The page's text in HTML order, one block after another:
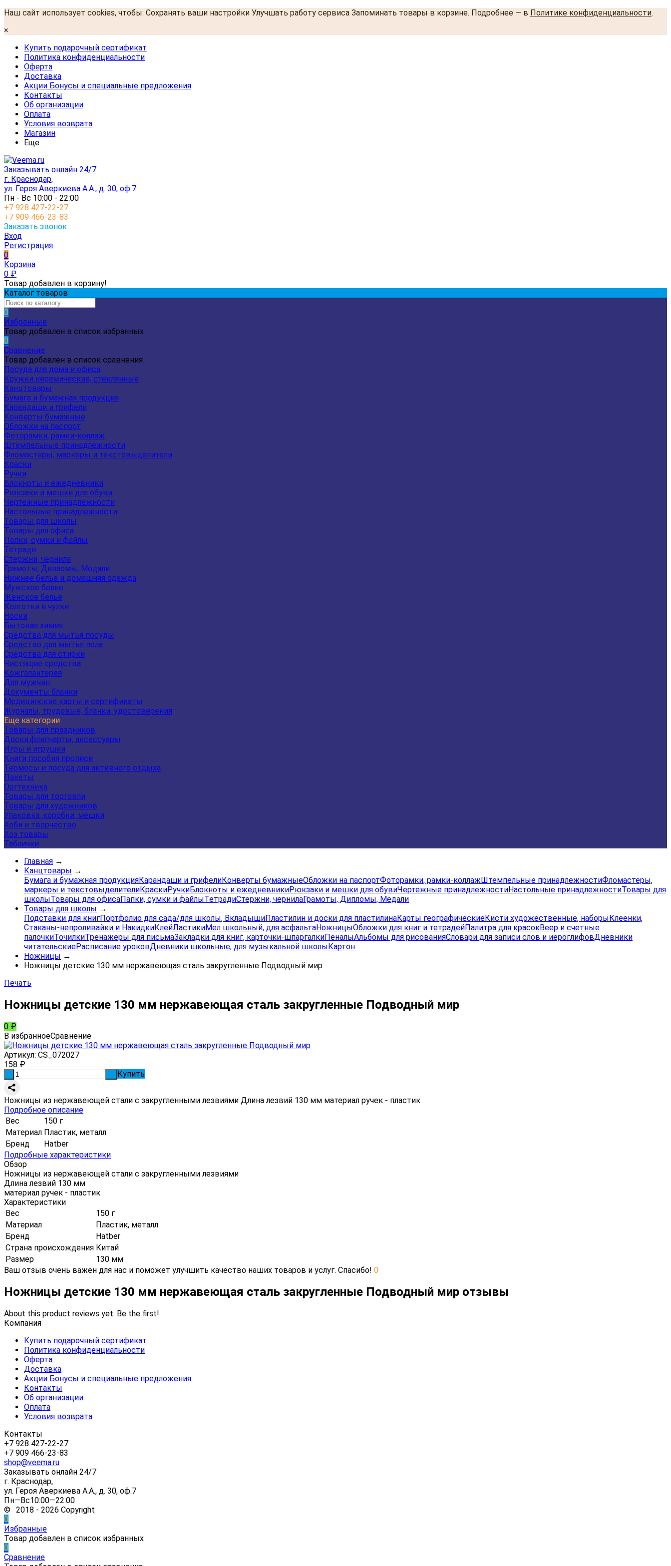
Наш сайт использует cookies, чтобы: Сохранять ваши настройки Улучшать работу сервиса Запоминать товары в корзине. Подробнее — в Политике конфиденциальности.
×
Купить подарочный сертификат
Политика конфиденциальности
Оферта
Доставка
Акции Бонусы и специальные предложения
Контакты
Об организации
Оплата
Условия возврата
Магазин
Еще
Заказывать онлайн 24/7
г. Краснодар,
ул. Героя Аверкиева А.А., д. 30, оф.7
Пн - Вс 10:00 - 22:00
+7 928 427-22-27
+7 909 466-23-83
Заказать звонок
Вход
Регистрация
0
Корзина
0 ₽
Товар добавлен в корзину!
Каталог товаров
0
Избранные
Товар добавлен в список избранных
0
Сравнение
Товар добавлен в список сравнения
Посуда для дома и офиса
Кружки керамические, стеклянные
Канцтовары
Бумага и бумажная продукция
Карандаши и грифели
Конверты бумажные
Обложки на паспорт
Фоторамки, рамки-коллаж
Штемпельные принадлежности
Фломастеры, маркеры и текстовыделители
Краски
Ручки
Блокноты и ежедневники
Рюкзаки и мешки для обуви
Чертежные принадлежности
Настольные принадлежности
Товары для школы
Товары для офиса
Папки, сумки и файлы
Тетради
Стержни, чернила
Грамоты, Дипломы, Медали
Нижнее белье и домашняя одежда
Мужское белье
Женское белье
Колготки и чулки
Носки
Бытовая химия
Средства для мытья посуды
Средство для мытья пола
Средства для стирки
Чистящие средства
Кожгалантерея
Для мужчин
Документы бланки
Медицинские карты и сертификаты
Журналы, трудовые, бланки, удостоверения
Еще категории
Товары для праздников
Доски,флипчарты, аксессуары
Игры и игрушки
Книги пособия прописи
Термосы и посуда для активного отдыха
Пакеты
Оргтехника
Товары для торговли
Товары для художников
Упаковка, коробки, мешки
Хоби и творчество
Хоз товары
Таблички
Главная →
Канцтовары →
Бумага и бумажная продукцияКарандаши и грифелиКонверты бумажныеОбложки на паспортФоторамки, рамки-коллажШтемпельные принадлежностиФломастеры,
маркеры и текстовыделителиКраскиРучкиБлокноты и ежедневникиРюкзаки и мешки для обувиЧертежные принадлежностиНастольные принадлежностиТовары для
школыТовары для офисаПапки, сумки и файлыТетрадиСтержни, чернилаГрамоты, Дипломы, Медали
Товары для школы →
Подставки для книгПортфолио для сада/для школы, ВкладышиПластилин и доски для пластилинаКарты географическиеКисти художественные, наборыКлеенки,
Стаканы-непроливайки и НакидкиКлейЛастикиМел школьный, для асфальтаНожницыОбложки для книг и тетрадейПалитра для красокВеер и счетные
палочкиТочилкиТренажеры для письмаЗакладки для книг, карточки-шпаргалкиПеналыАльбомы для рисованияСловари для записи слов и иероглифовДневники
читательскиеРасписание уроковДневники школьные, для музыкальной школыКартон
Ножницы →
Ножницы детские 130 мм нержавеющая сталь закругленные Подводный мир
Печать
Ножницы детские 130 мм нержавеющая сталь закругленные Подводный мир
0 ₽
В избранноеСравнение
Артикул: CS_072027
158 ₽
Купить
Ножницы из нержавеющей стали с закругленными лезвиями Длина лезвий 130 мм материал ручек - пластик
Подробное описание
Вес
150 г
Материал Пластик, металл
Бренд
Hatber
Подробные характеристики
Обзор
Ножницы из нержавеющей стали с закругленными лезвиями
Длина лезвий 130 мм
материал ручек - пластик
Характеристики
Вес
150 г
Материал
Пластик, металл
Бренд
Hatber
Страна происхождения Китай
Размер
130 мм
Ваш отзыв очень важен для нас и поможет улучшить качество наших товаров и услуг. Спасибо! 0
Ножницы детские 130 мм нержавеющая сталь закругленные Подводный мир отзывы
About this product reviews yet. Be the first!
Компания
Купить подарочный сертификат
Политика конфиденциальности
Оферта
Доставка
Акции Бонусы и специальные предложения
Контакты
Об организации
Оплата
Условия возврата
Контакты
+7 928 427-22-27
+7 909 466-23-83
shop@veema.ru
Заказывать онлайн 24/7
г. Краснодар,
ул. Героя Аверкиева А.А., д. 30, оф.7
Пн—Вс10:00—22:00
© 2018 - 2026 Copyright
0
Избранные
Товар добавлен в список избранных
0
Сравнение